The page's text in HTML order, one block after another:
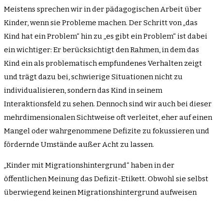
Meistens sprechen wir in der pädagogischen Arbeit über
Kinder, wenn sie Probleme machen. Der Schritt von „das
Kind hat ein Problem“ hin zu „es gibt ein Problem“ ist dabei
ein wichtiger: Er berücksichtigt den Rahmen, in dem das
Kind ein als problematisch empfundenes Verhalten zeigt
und trägt dazu bei, schwierige Situationen nicht zu
individualisieren, sondern das Kind in seinem
Interaktionsfeld zu sehen. Dennoch sind wir auch bei dieser
mehrdimensionalen Sichtweise oft verleitet, eher auf einen
Mangel oder wahrgenommene Defizite zu fokussieren und
fördernde Umstände außer Acht zu lassen.
„Kinder mit Migrationshintergrund“ haben in der
öffentlichen Meinung das Defizit-Etikett. Obwohl sie selbst
überwiegend keinen Migrationshintergrund aufweisen